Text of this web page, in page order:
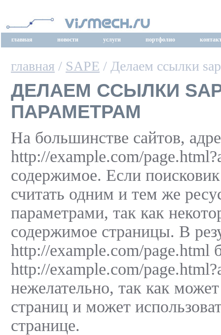
главная новости услуги портфолио
главная / SAPE / Делаем ссылки
ДЕЛАЕМ ССЫЛКИ
ПАРАМЕТРАМ
На большинстве сайтов,
http://example.com/
содержимое. Если
считать одним и тем же
параметрами, так как
содержимое страницы. В
http://example.com/page.html
http://example.com/
нежелательно, так как
страниц и может
странице.